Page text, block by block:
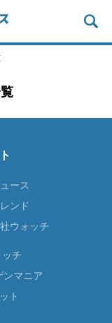
ース
ンド
ウォッチ
チ
ンマニア
ト